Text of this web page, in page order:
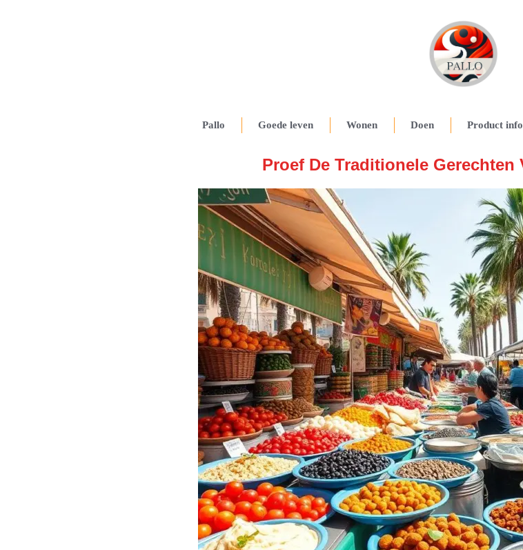
Pallo Goede leven Wonen Doen Product
Proef De Traditionele Gerechten